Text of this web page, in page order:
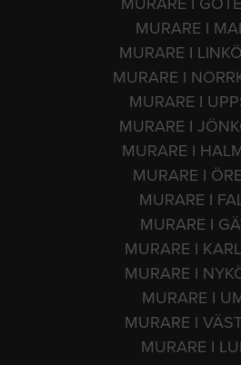
MURARE I
MURARE I
MURARE I
MURARE I
MURARE I
MURARE I
MURARE I
MURARE I
MURARE I
MURARE I
MURARE I
MURARE I
MURARE I
MURARE I